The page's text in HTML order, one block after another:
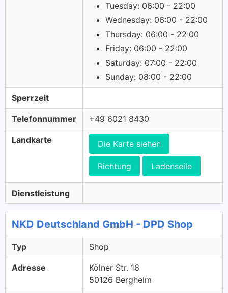
Tuesday: 06:00 - 22:00
Wednesday: 06:00 - 22:00
Thursday: 06:00 - 22:00
Friday: 06:00 - 22:00
Saturday: 07:00 - 22:00
Sunday: 08:00 - 22:00
Sperrzeit
Telefonnummer +49 6021 8430
Landkarte Die Karte siehen
Richtung Ladenseile
Dienstleistung
NKD Deutschland GmbH - DPD Shop
Typ Shop
Adresse
Kölner Str. 16
50126 Bergheim